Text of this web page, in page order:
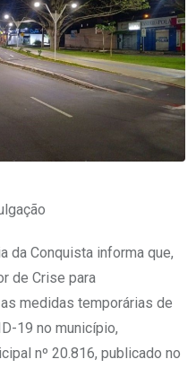
da Conquista informa que,
de Crise para
medidas temporárias de
19 no município,
nº 20.816, publicado no